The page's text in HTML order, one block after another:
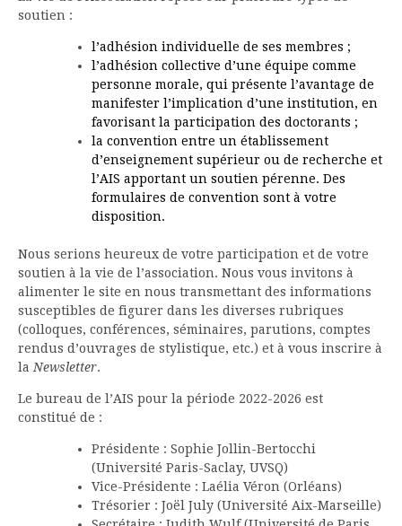
soutien :
l’adhésion individuelle de ses membres ;
l’adhésion collective d’une équipe comme
personne morale, qui présente l’avantage de
manifester l’implication d’une institution, en
favorisant la participation des doctorants ;
la convention entre un établissement
d’enseignement supérieur ou de recherche et
l’AIS apportant un soutien pérenne. Des
formulaires de convention sont à votre
disposition.
Nous serions heureux de votre participation et de votre
soutien à la vie de l’association. Nous vous invitons à
alimenter le site en nous transmettant des informations
susceptibles de figurer dans les diverses rubriques
(colloques, conférences, séminaires, parutions, comptes
rendus d’ouvrages de stylistique, etc.) et à vous inscrire à
la Newsletter.
Le bureau de l’AIS pour la période 2022-2026 est
constitué de :
Présidente : Sophie Jollin-Bertocchi
(Université Paris-Saclay, UVSQ)
Vice-Présidente : Laélia Véron (Orléans)
Trésorier : Joël July (Université Aix-Marseille)